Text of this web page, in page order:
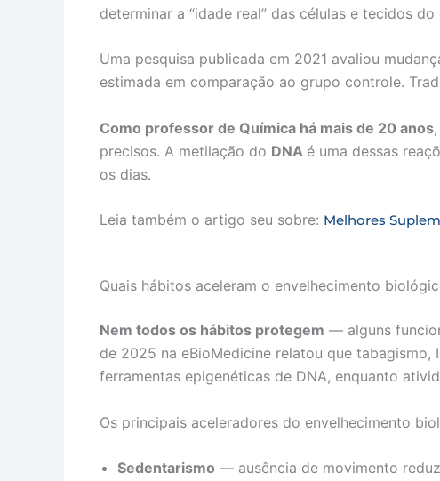
determinar a “idade real” das células e tecidos do
Uma pesquisa publicada em 2021 avaliou
estimada em comparação ao grupo controle.
Como professor de Química há mais de 20 anos
precisos. A metilação do DNA é uma dessas
os dias.
Leia também o artigo seu sobre: Melhores
Quais hábitos aceleram o envelhecimento
Nem todos os hábitos protegem — alguns
de 2025 na eBioMedicine relatou que
ferramentas epigenéticas de DNA, enquanto
Os principais aceleradores do envelhecimento
Sedentarismo — ausência de movimento